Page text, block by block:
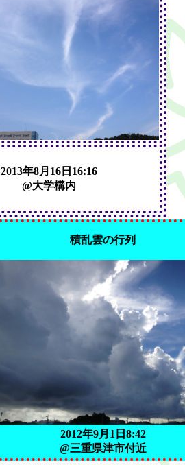
2013年8月16日16:16
@大学構内
積乱雲の行列
2012年9月1日8:42
@三重県津市付近